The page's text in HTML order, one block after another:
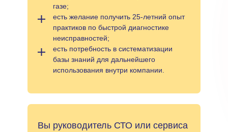
газе;
есть желание получить 25-летний опыт
практиков по быстрой диагностике
неисправностей;
есть потребность в систематизации
базы знаний для дальнейшего
использования внутри компании.
Вы руководитель СТО или сервиса